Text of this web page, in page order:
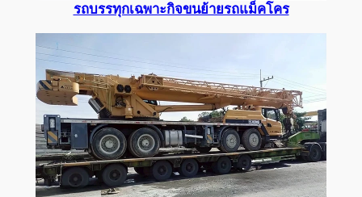
รถบรรทุกเฉพาะกิจขนย้ายรถแม็คโคร